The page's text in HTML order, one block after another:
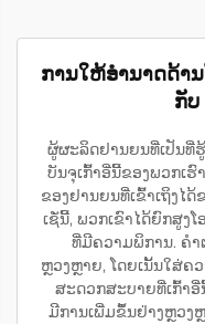
ການໃຫ້ອຳນາດດ້າ
ກັບ
ຜູ້ຜະລິດຢານຍນທີ່ເປັນທີ່ຮູ້
ບັນຈຸເກົ້າອີ່ນີ້ຂອງພວກເ
ຂອງຢານຍນທີ່ເຂົ້າເຖິງໄ
ເຊັ່ນີ້, ພວກເຂົາໄດ້ຍົກສູງ
ທີ່ມີຄວາມພິການ. ຄຳ
ຫຼວງຫຼາຍ, ໂດຍເນັ້ນໃສ່ຄ
ສະດວກສະບາຍທີ່ເກົ້າອີ່
ມີການເພີ່ມຂຶ້ນຢ່າງຫຼວງ